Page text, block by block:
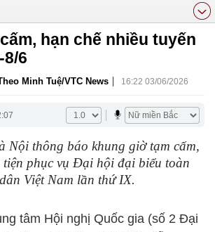
hạn chế nhiều tuyến
6
Minh Tuệ/VTC News | 16:22 03/06/2026
Nội thông báo khung giờ tạm cấm,
tiện phục vụ Đại hội đại biểu toàn
Việt Nam lần thứ IX.
tâm Hội nghị Quốc gia (số 2 Đại